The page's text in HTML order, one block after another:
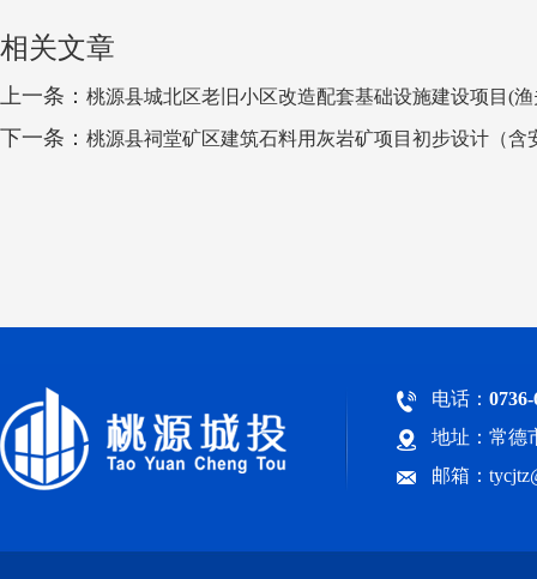
相关文章
上一条： 桃源县城北区老旧小区改造配套基础设施建设项目(
下一条： 桃源县祠堂矿区建筑石料用灰岩矿项目初步设计（
电话：
地址：常德
邮箱：